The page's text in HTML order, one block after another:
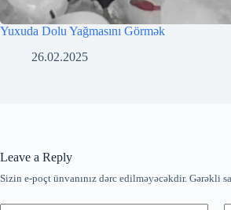
Yuxuda Dolu Yağmasını Görmək
26.02.2025
Leave a Reply
Sizin e-poçt ünvanınız dərc edilməyəcəkdir. Gərəkli